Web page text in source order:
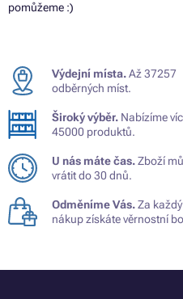
pomůžeme :)
Výdejní místa.Až 37257
odběrných míst.
Široký výběr. Nabízíme
45000 produktů.
U nás máte čas.Zboží
vrátit do 30 dnů.
Odměníme Vás.Za každý
nákup získáte věrnostní